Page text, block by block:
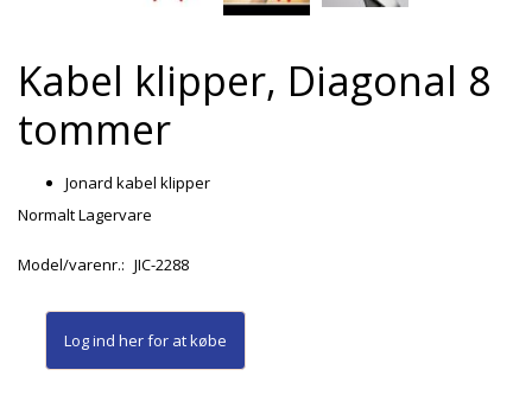
Kabel klipper, Diagonal 8
tommer
Jonard kabel klipper
Normalt Lagervare
Model/varenr.: JIC-2288
Log ind herfor at købe